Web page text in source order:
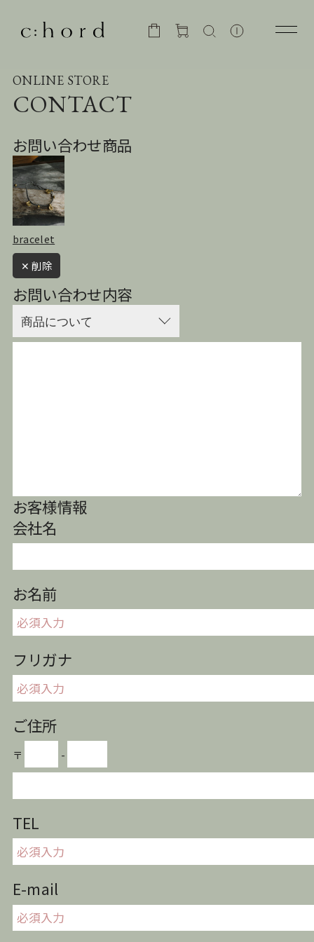
ONLINE STORE
CONTACT
お問い合わせ商品
bracelet
✕ 削除
お問い合わせ内容
お客様情報
会社名
お名前
フリガナ
ご住所
〒 -
TEL
E-mail